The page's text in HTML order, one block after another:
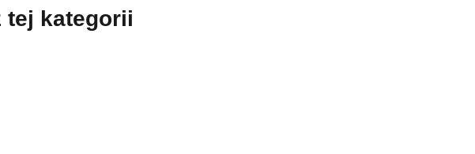
tej kategorii